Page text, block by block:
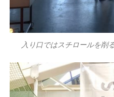
入り口ではスチロールを削